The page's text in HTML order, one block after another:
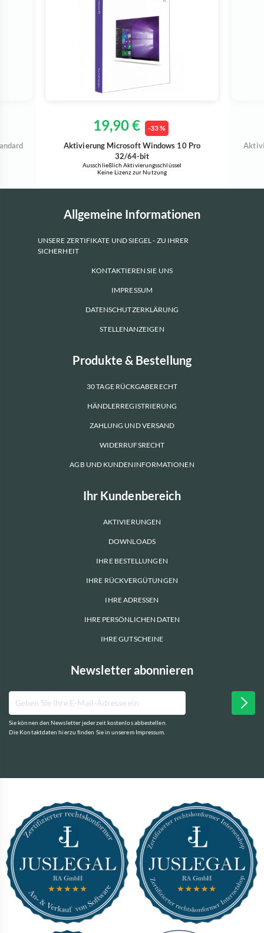
19,90 € -33 %
Aktivierung Microsoft Windows 10 Pro
32/64-bit
Ausschließlich Aktivierungsschlüssel
Keine Lizenz zur Nutzung
Allgemeine Informationen
UNSERE ZERTIFIKATE UND SIEGEL - ZU IHRER
SICHERHEIT
KONTAKTIEREN SIE UNS
IMPRESSUM
DATENSCHUTZERKLÄRUNG
STELLENANZEIGEN
Produkte & Bestellung
30 TAGE RÜCKGABERECHT
HÄNDLERREGISTRIERUNG
ZAHLUNG UND VERSAND
WIDERRUFSRECHT
AGB UND KUNDENINFORMATIONEN
Ihr Kundenbereich
AKTIVIERUNGEN
DOWNLOADS
IHRE BESTELLUNGEN
IHRE RÜCKVERGÜTUNGEN
IHRE ADRESSEN
IHRE PERSÖNLICHEN DATEN
IHRE GUTSCHEINE
Newsletter abonnieren
Sie können den Newsletter jederzeit kostenlos abbestellen.
Die Kontaktdaten hierzu finden Sie in unserem Impressum.